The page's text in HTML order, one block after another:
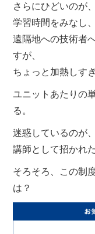
さらにひどいのが
学習時間をみなし
遠隔地への技術者
すが、
ちょっと加熱しすぎ
ユニットあたりの
る。
迷惑しているのが、
講師として招かれ
そろそろ、この制
は？